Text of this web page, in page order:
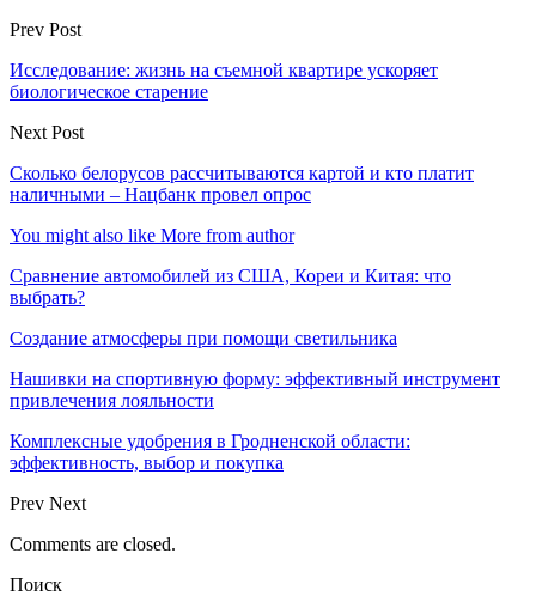
Prev Post
Исследование: жизнь на съемной квартире ускоряет
биологическое старение
Next Post
Сколько белорусов рассчитываются картой и кто платит
наличными – Нацбанк провел опрос
You might also like More from author
Сравнение автомобилей из США, Кореи и Китая: что
выбрать?
Создание атмосферы при помощи светильника
Нашивки на спортивную форму: эффективный инструмент
привлечения лояльности
Комплексные удобрения в Гродненской области:
эффективность, выбор и покупка
Prev Next
Comments are closed.
Поиск